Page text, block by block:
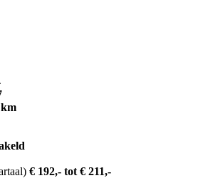
km
€ 192,- tot € 211,-